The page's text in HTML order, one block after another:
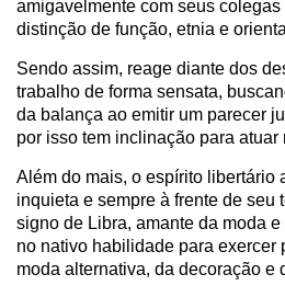
amigavelmente com seus
distinção de função, etnia e
Sendo assim, reage diante dos
trabalho de forma sensata,
da balança ao emitir um parecer
por isso tem inclinação para atuar
Além do mais, o espírito libertário
inquieta e sempre à frente de seu
signo de Libra, amante da moda
no nativo habilidade para exercer
moda alternativa, da decoração e